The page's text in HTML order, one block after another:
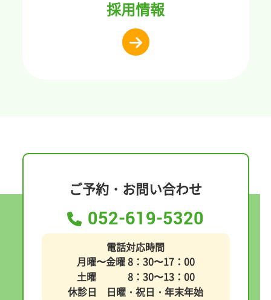
採用情報
ご予約・お問い合わせ
052-619-5320
電話対応時間
月曜〜金曜 8：30〜17：00
土曜 8：30〜13：00
休診日 日曜・祝日・年末年始